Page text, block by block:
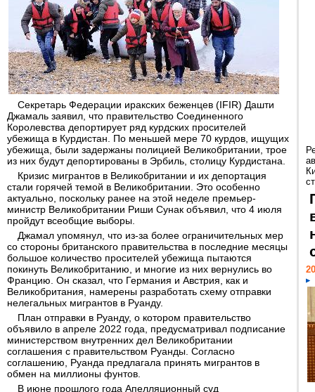
Секретарь Федерации иракских беженцев (IFIR) Дашти
Джамаль заявил, что правительство Соединенного
Королевства депортирует ряд курдских просителей
убежища в Курдистан. По меньшей мере 70 курдов, ищущих
убежища, были задержаны полицией Великобритании, трое
из них будут депортированы в Эрбиль, столицу Курдистана.
Кризис мигрантов в Великобритании и их депортация
стали горячей темой в Великобритании. Это особенно
актуально, поскольку ранее на этой неделе премьер-
министр Великобритании Риши Сунак объявил, что 4 июля
пройдут всеобщие выборы.
Джамал упомянул, что из-за более ограничительных мер
со стороны британского правительства в последние месяцы
большое количество просителей убежища пытаются
покинуть Великобританию, и многие из них вернулись во
Францию. Он сказал, что Германия и Австрия, как и
Великобритания, намерены разработать схему отправки
нелегальных мигрантов в Руанду.
План отправки в Руанду, о котором правительство
объявило в апреле 2022 года, предусматривал подписание
министерством внутренних дел Великобритании
соглашения с правительством Руанды. Согласно
соглашению, Руанда предлагала принять мигрантов в
обмен на миллионы фунтов.
В июне прошлого года Апелляционный суд